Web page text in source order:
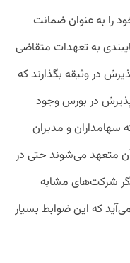
را به عنوان ضمانت
به تعهدات متقاضی
در وثیقه بگذارند که
در بورس وجود
سهامداران و مدیران
متعهد می‌شوند حتی در
شرکت‌های مشابه
که این ضوابط بسیار